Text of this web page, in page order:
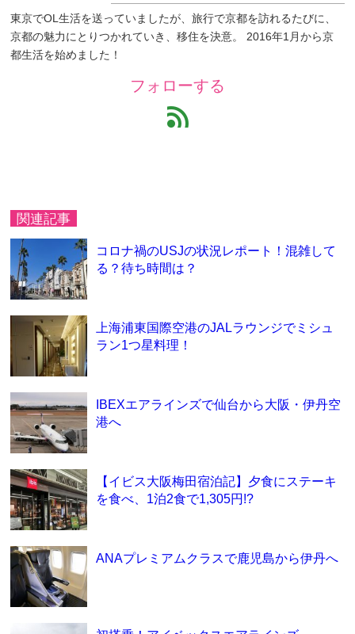
東京でOL生活を送っていましたが、旅行で京都を訪れるたびに、
京都の魅力にとりつかれていき、移住を決意。 2016年1月から京
都生活を始めました！
フォローする
feed
関連記事
コロナ禍のUSJの状況レポート！混雑して
る？待ち時間は？
上海浦東国際空港のJALラウンジでミシュ
ラン1つ星料理！
IBEXエアラインズで仙台から大阪・伊丹空
港へ
【イビス大阪梅田宿泊記】夕食にステーキ
を食べ、1泊2食で1,305円!?
ANAプレミアムクラスで鹿児島から伊丹へ